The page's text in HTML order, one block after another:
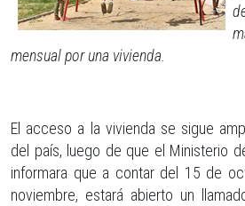
mensual por una vivienda.
El acceso a la vivienda se sigue
del país, luego de que el Ministerio
informara que a contar del 15 de
noviembre, estará abierto un